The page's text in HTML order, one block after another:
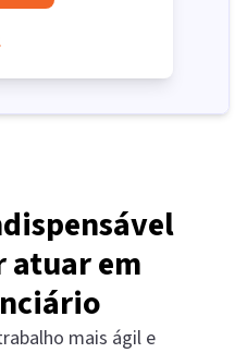
atuar em
mais ágil e